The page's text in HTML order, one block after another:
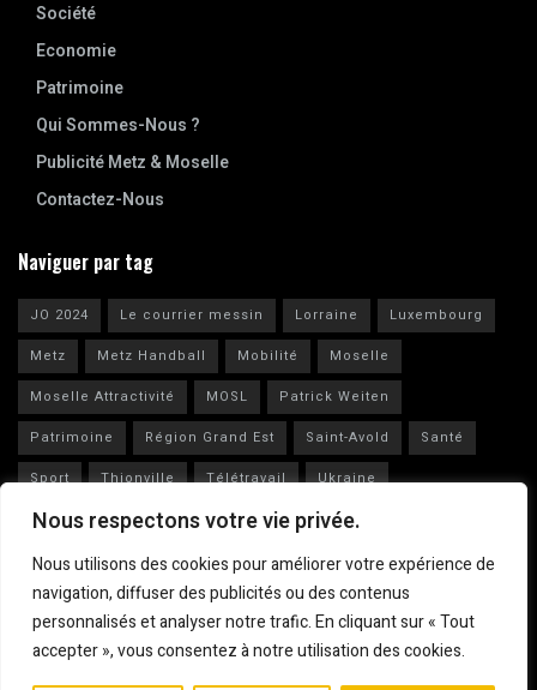
Nous respectons votre vie privée.
Nous utilisons des cookies pour améliorer votre expérience de
navigation, diffuser des publicités ou des contenus
personnalisés et analyser notre trafic. En cliquant sur « Tout
accepter », vous consentez à notre utilisation des cookies.
Société
Economie
Patrimoine
Qui Sommes-Nous ?
Publicité Metz & Moselle
Contactez-Nous
Naviguer par tag
JO 2024 Le courrier messin Lorraine
Luxembourg
Metz
Metz Handball Mobilité
Moselle
Moselle Attractivité
MOSL
Patrick Weiten
Patrimoine
Région Grand Est Saint-Avold
Santé
Sport
Thionville Télétravail
Ukraine
Vianney Huguenot
Ville de Metz
Mentions légales